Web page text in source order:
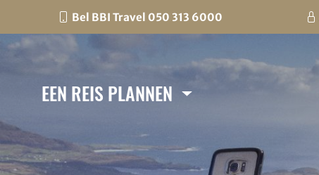
Bel BBI Travel 050 313 6000
EEN REIS PLANNEN